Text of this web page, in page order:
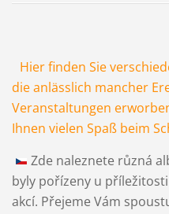
Hier finden Sie
die anlässlich mancher
Veranstaltungen
Ihnen vielen Spaß beim
Zde naleznete různá
byly pořízeny u
akcí. Přejeme Vám